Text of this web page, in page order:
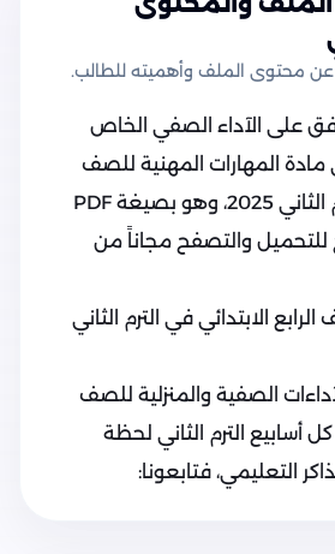
محتوى الملف وأهميته للطالب.
على الآداء الصفي الخاص
مادة المهارات المهنية للصف
الرابع الابتدائي الترم الثاني 2025، وهو بصيغة PDF
للتحميل والتصفح مجاناً من
الابتدائي في الترم الثاني
الصفية والمنزلية للصف
كل أسابيع الترم الثاني لحظة
التعليمي، فتابعونا: